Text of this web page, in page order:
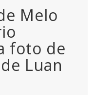
Melo
foto de
Luan